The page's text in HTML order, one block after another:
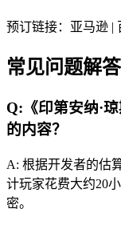
预订链接：亚马逊 |
常见问题解答
Q:《印第安纳·
的内容？
A: 根据开发者的估
计玩家花费大约20
密。